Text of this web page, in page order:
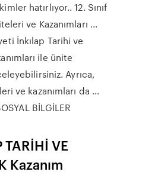
hatırlıyor.. 12. Sınıf
ve Kazanımları ...
İnkılap Tarihi ve
ile ünite
Ayrıca,
ve kazanımları da …
BİLGİLER
VE
Kazanım